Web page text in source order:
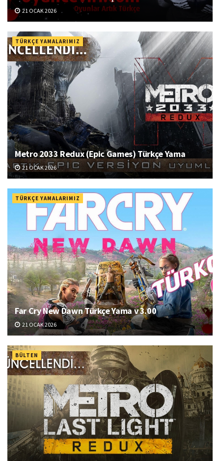
21 OCAK 2026
TÜRKÇE YAMALARIMIZ
Metro 2033 Redux (Epic Games) Türkçe Yama
21 OCAK 2026
TÜRKÇE YAMALARIMIZ
Far Cry New Dawn Türkçe Yama v 3.00
21 OCAK 2026
BÜLTEN